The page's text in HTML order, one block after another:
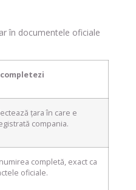
în documentele oficiale
completezi
țara în care e
compania.
completă, exact ca
oficiale.